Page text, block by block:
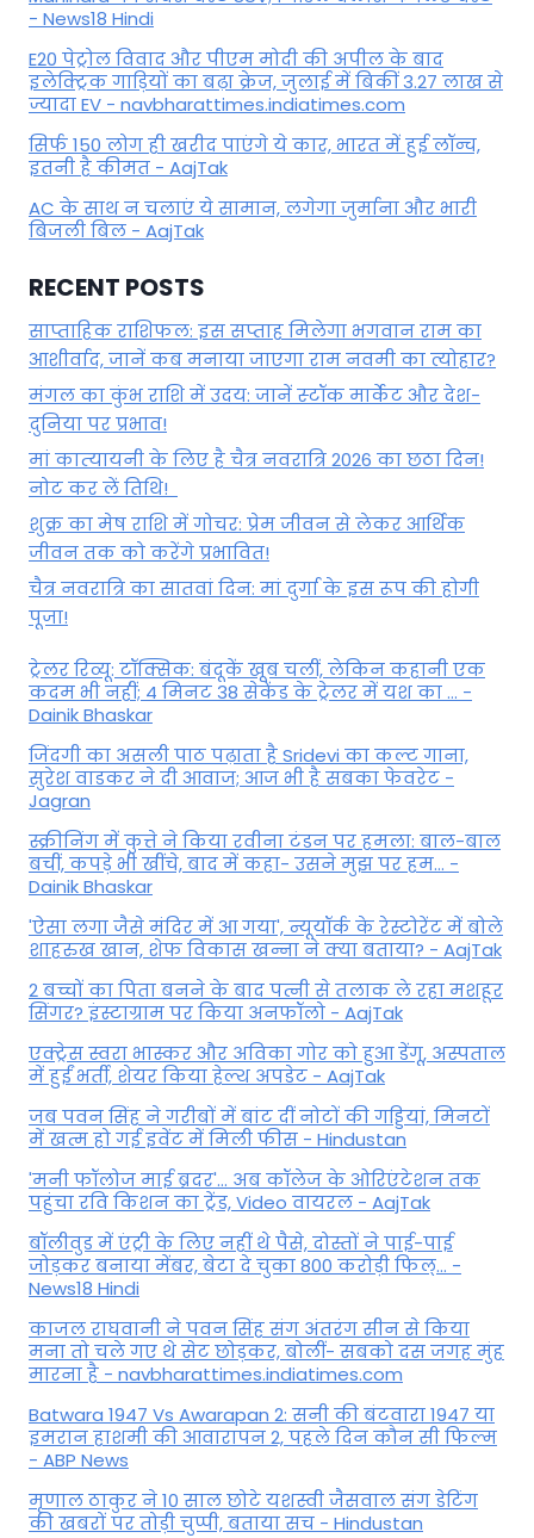
- News18 Hindi
E20 पेट्रोल विवाद और पीएम मोदी की अपील के बाद
इलेक्ट्रिक गाड़ियों का बढ़ा क्रेज, जुलाई में बिकीं 3.27 लाख से
ज्यादा EV - navbharattimes.indiatimes.com
सिर्फ 150 लोग ही खरीद पाएंगे ये कार, भारत में हुई लॉन्च,
इतनी है कीमत - AajTak
AC के साथ न चलाएं ये सामान, लगेगा जुर्माना और भारी
बिजली बिल - AajTak
RECENT POSTS
साप्ताहिक राशिफल: इस सप्ताह मिलेगा भगवान राम का
आशीर्वाद, जानें कब मनाया जाएगा राम नवमी का त्योहार?
मंगल का कुंभ राशि में उदय: जानें स्‍टॉक मार्केट और देश-
दुनिया पर प्रभाव!
मां कात्‍यायनी के लिए है चैत्र नवरात्रि 2026 का छठा दिन!
नोट कर लें तिथि!
शुक्र का मेष राशि में गोचर: प्रेम जीवन से लेकर आर्थिक
जीवन तक को करेंगे प्रभावित!
चैत्र नवरात्रि का सातवां दिन: मां दुर्गा के इस रूप की होगी
पूजा!
ट्रेलर रिव्यू: टॉक्सिक: बंदूकें खूब चलीं, लेकिन कहानी एक
कदम भी नहीं; 4 मिनट 38 सेकेंड के ट्रेलर में यश का ... -
Dainik Bhaskar
जिंदगी का असली पाठ पढ़ाता है Sridevi का कल्ट गाना,
सुरेश वाडकर ने दी आवाज; आज भी है सबका फेवरेट -
Jagran
स्क्रीनिंग में कुत्ते ने किया रवीना टंडन पर हमला: बाल-बाल
बचीं, कपड़े भी खींचे, बाद में कहा- उसने मुझ पर हम... -
Dainik Bhaskar
'ऐसा लगा जैसे मंदिर में आ गया', न्यूयॉर्क के रेस्टोरेंट में बोले
शाहरुख खान, शेफ विकास खन्ना ने क्या बताया? - AajTak
2 बच्चों का पिता बनने के बाद पत्नी से तलाक ले रहा मशहूर
सिंगर? इंस्टाग्राम पर किया अनफॉलो - AajTak
एक्ट्रेस स्वरा भास्कर और अविका गोर को हुआ डेंगू, अस्पताल
में हुईं भर्ती, शेयर किया हेल्थ अपडेट - AajTak
जब पवन सिंह ने गरीबों में बांट दीं नोटों की गड्डियां, मिनटों
में खत्म हो गई इवेंट में मिली फीस - Hindustan
'मनी फॉलोज माई ब्रदर'... अब कॉलेज के ओरिएंटेशन तक
पहुंचा रवि किशन का ट्रेंड, Video वायरल - AajTak
बॉलीवुड में एंट्री के लिए नहीं थे पैसे, दोस्तों ने पाई-पाई
जोड़कर बनाया मेंबर, बेटा दे चुका 800 करोड़ी फिल्... -
News18 Hindi
काजल राघवानी ने पवन सिंह संग अंतरंग सीन से किया
मना तो चले गए थे सेट छोड़कर, बोलीं- सबको दस जगह मुंह
मारना है - navbharattimes.indiatimes.com
Batwara 1947 Vs Awarapan 2: सनी की बंटवारा 1947 या
इमरान हाशमी की आवारापन 2, पहले दिन कौन सी फिल्म
- ABP News
मृणाल ठाकुर ने 10 साल छोटे यशस्वी जैसवाल संग डेटिंग
की खबरों पर तोड़ी चुप्पी, बताया सच - Hindustan